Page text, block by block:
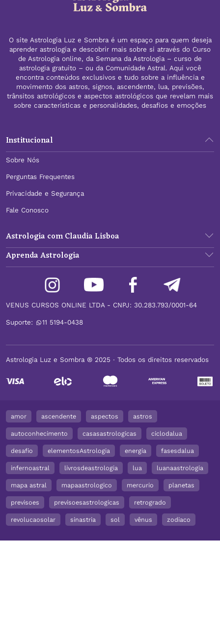
O site Astrologia Luz e Sombra é um espaço para quem deseja
aprender astrologia e descobrir mais sobre si através do Curso
de Astrologia online, da Semana da Astrologia – curso de
astrologia gratuito – ou da Comunidade Astral. Aqui você
encontra conteúdos exclusivos e tudo sobre a influência e
movimento dos astros, signos, ascendente, lua, previsões,
trânsitos astrológicos e aspectos astrológicos que revelam mais
sobre características e personalidades, desafios e emoções
Institucional
Sobre Nós
Perguntas Frequentes
Privacidade e Segurança
Fale Conosco
Astrologia com Claudia Lisboa
Aprenda Astrologia
VENUS CURSOS ONLINE LTDA - CNPJ: 30.283.793/0001-64
Suporte: 11 5194-0438
Astrologia Luz e Sombra ® 2025 ∙ Todos os direitos reservados
amor ascendente aspectos astros
autoconhecimento casasastrologicas ciclodalua
desafio elementosAstrologia energia fasesdalua
infernoastral livrosdeastrologia lua luanaastrologia
mapa astral mapaastrologico mercurio planetas
previsoes previsoesastrologicas retrogrado
revolucaosolar sinastria sol vênus zodiaco